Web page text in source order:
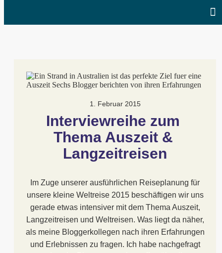
1. Februar 2015
Interviewreihe zum
Thema Auszeit &
Langzeitreisen
Im Zuge unserer ausführlichen Reiseplanung für
unsere kleine Weltreise 2015 beschäftigen wir uns
gerade etwas intensiver mit dem Thema Auszeit,
Langzeitreisen und Weltreisen. Was liegt da näher,
als meine Bloggerkollegen nach ihren Erfahrungen
und Erlebnissen zu fragen. Ich habe nachgefragt